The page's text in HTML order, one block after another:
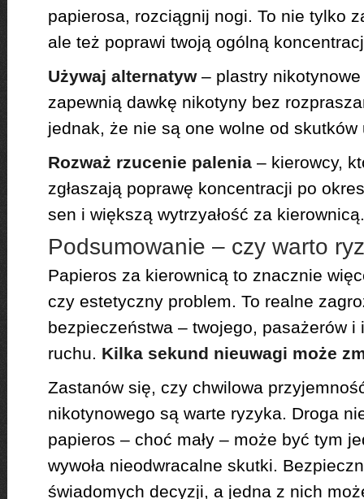
papierosa, rozciągnij nogi. To nie tylko
ale też poprawi twoją ogólną
Używaj alternatyw– plastry
zapewnią dawkę nikotyny bez
jednak, że nie są one wolne od skutków
Rozważ rzucenie palenia– kierowcy,
zgłaszają poprawę koncentracji po
sen i większą wytrzyałość za kierownicą.
Podsumowanie – czy warto
Papieros za kierownicą to znacznie
czy estetyczny problem. To realne
bezpieczeństwa – twojego, pasażerów i
ruchu. Kilka sekund nieuwagi może
Zastanów się, czy chwilowa
nikotynowego są warte ryzyka. Droga
papieros – choć mały – może być tym
wywoła nieodwracalne skutki.
świadomych decyzji, a jedna z nich